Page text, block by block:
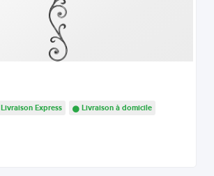
Livraison Express Livraison à domicile